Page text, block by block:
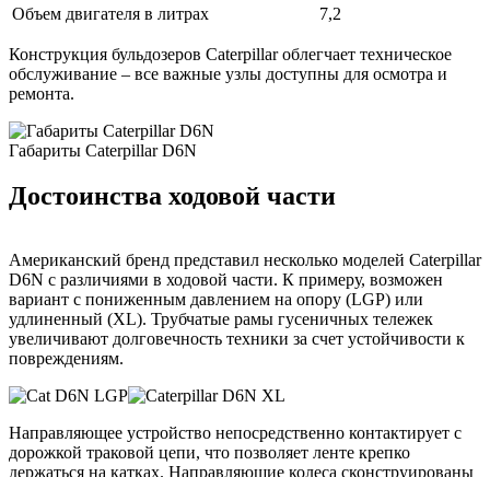
Объем двигателя в литрах
7,2
Конструкция бульдозеров Caterpillar облегчает техническое
обслуживание – все важные узлы доступны для осмотра и
ремонта.
Габариты Caterpillar D6N
Достоинства ходовой части
Американский бренд представил несколько моделей Caterpillar
D6N с различиями в ходовой части. К примеру, возможен
вариант с пониженным давлением на опору (LGP) или
удлиненный (XL). Трубчатые рамы гусеничных тележек
увеличивают долговечность техники за счет устойчивости к
повреждениям.
Направляющее устройство непосредственно контактирует с
дорожкой траковой цепи, что позволяет ленте крепко
держаться на катках. Направляющие колеса сконструированы